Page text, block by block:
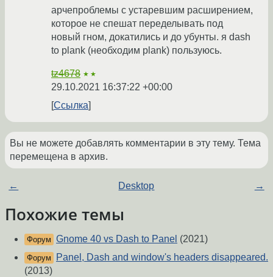
арчепроблемы с устаревшим расширением,
которое не спешат переделывать под
новый гном, докатились и до убунты. я dash
to plank (необходим plank) пользуюсь.
tz4678 ★★
29.10.2021 16:37:22 +00:00
Ссылка
Вы не можете добавлять комментарии в эту тему. Тема
перемещена в архив.
← Desktop →
Похожие темы
Форум Gnome 40 vs Dash to Panel (2021)
Форум
Panel, Dash and window's headers disappeared.
(2013)